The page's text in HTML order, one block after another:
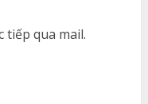
qua mail.